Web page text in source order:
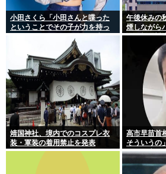
小田さくら「小田さんと喋った
ということでその子が力を持っ
てしまわないように、研修生と
午後休みの
煙しながら
イン報道対
に疑義 背
ような壁紙
靖国神社、境内でのコスプレ衣
装・軍装の着用禁止を発表
高市早苗首
そういうの
の日に歯医
発覚し批判